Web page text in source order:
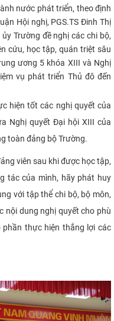
nước phát triển, theo định
Hội nghị, PGS.TSĐinh Thị
Trường đề nghị các chi bộ,
cứu, học tập, quán triệt sâu
ương 5 khóa XIII và Nghị
vụ phát triển Thủ đô đến
hiện tốt các nghị quyết của
Nghị quyết Đại hội XIII của
toàn đảng bộ Trường.
viên sau khi được học tập,
tác của mình, hãy phát huy
với tập thể chi bộ, bộ môn,
nội dung nghị quyết cho phù
phần thực hiện thắng lợi các